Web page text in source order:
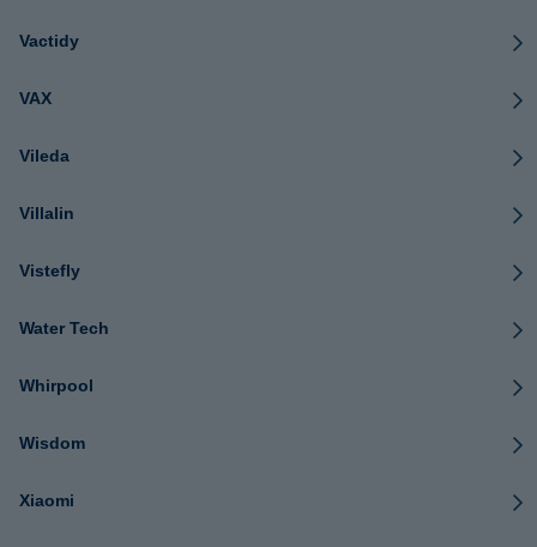
Vactidy
VAX
Vileda
Villalin
Vistefly
Water Tech
Whirpool
Wisdom
Xiaomi